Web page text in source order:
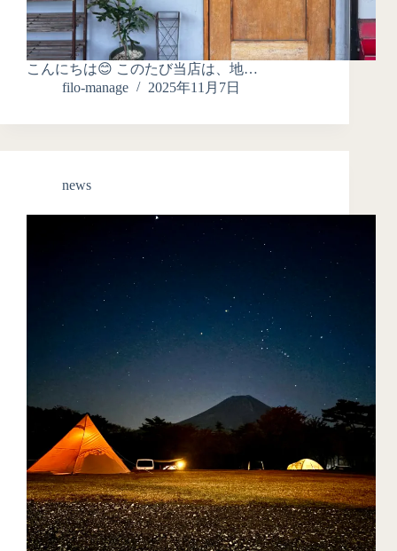
こんにちは😊 このたび当店は、地…
filo-manage
2025年11月7日
news